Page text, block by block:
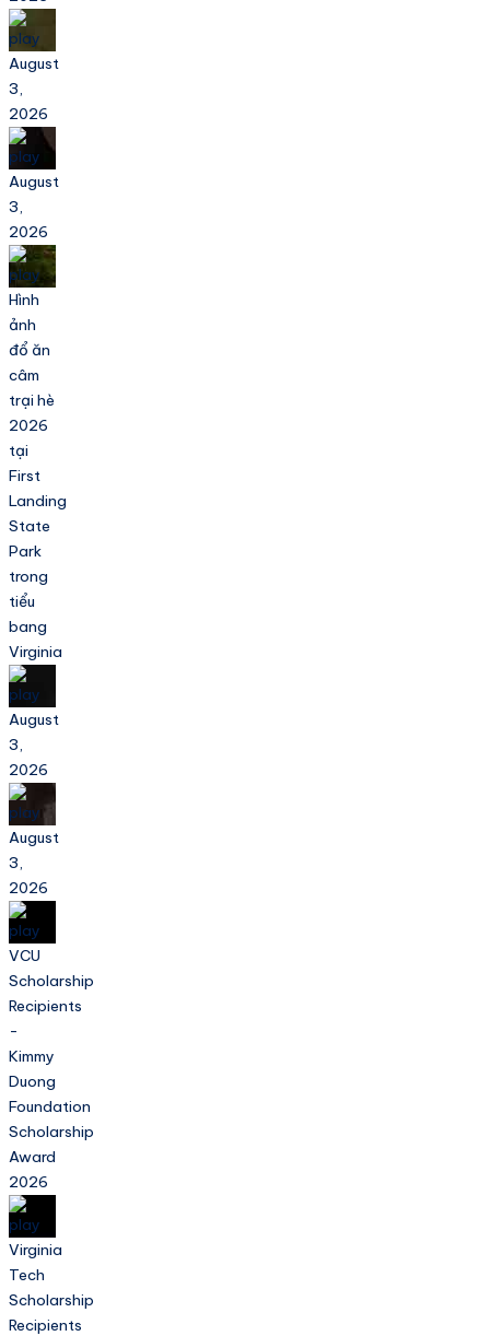
August
3,
2026
August
3,
2026
Hình
ảnh
đổ ăn
câm
trại hè
2026
tại
First
Landing
State
Park
trong
tiểu
bang
Virginia
August
3,
2026
August
3,
2026
VCU
Scholarship
Recipients
-
Kimmy
Duong
Foundation
Scholarship
Award
2026
Virginia
Tech
Scholarship
Recipients